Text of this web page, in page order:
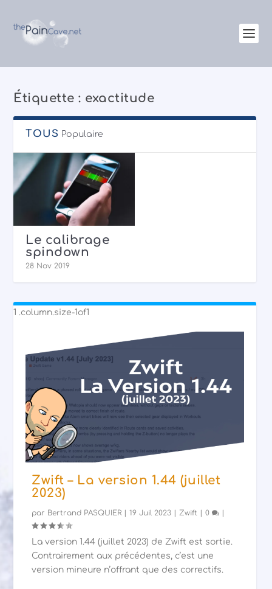
Étiquette : exactitude
TOUS Populaire
Le calibrage
spindown
28 Nov 2019
Zwift – La version 1.44 (juillet
2023)
par Bertrand PASQUIER |19 Juil 2023 |Zwift |0
La version 1.44 (juillet 2023) de Zwift est sortie.
Contrairement aux précédentes, c’est une
version mineure n’offrant que des correctifs.